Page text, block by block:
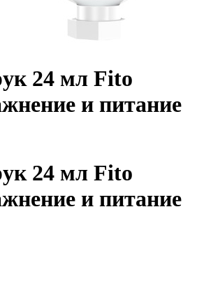
24 мл Fito
и питание
24 мл Fito
и питание